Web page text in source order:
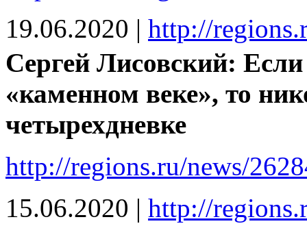
19.06.2020 | http://
Сергей Лисовский:
«каменном веке», то
четырехдневке
http://regions.ru/news/
15.06.2020 | http://